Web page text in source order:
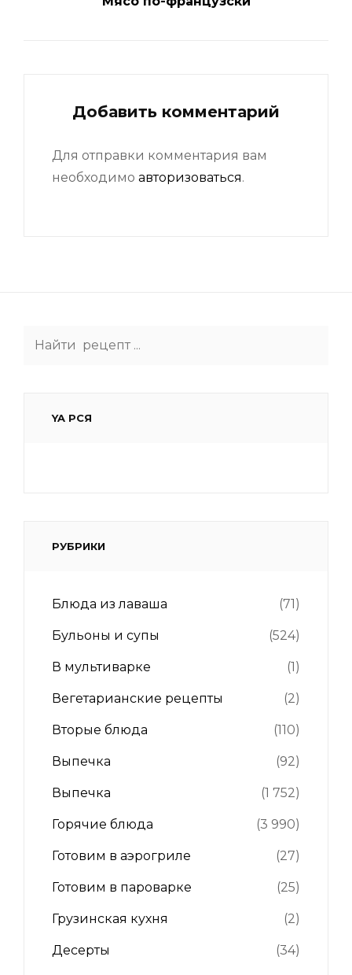
Добавить комментарий
Для отправки комментария вам
необходимо авторизоваться.
YA РСЯ
РУБРИКИ
Блюда из лаваша (71)
Бульоны и супы (524)
В мультиварке (1)
Вегетарианские рецепты (2)
Вторые блюда (110)
Выпечка (92)
Выпечка (1 752)
Горячие блюда (3 990)
Готовим в аэрогриле (27)
Готовим в пароварке (25)
Грузинская кухня (2)
Десерты (34)